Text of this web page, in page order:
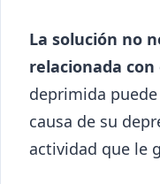
La solución no
relacionada
deprimida
causa de su
actividad que le